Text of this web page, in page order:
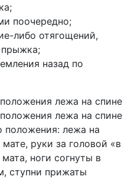
поочередно;
либо отягощений,
назад по
лежа на спине
лежа на спине
положения: лежа на
руки за головой «в
ноги согнуты в
ступни прижаты